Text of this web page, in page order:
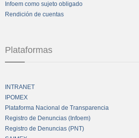
Infoem como sujeto obligado
Rendición de cuentas
Plataformas
INTRANET
IPOMEX
Plataforma Nacional de Transparencia
Registro de Denuncias (Infoem)
Registro de Denuncias (PNT)